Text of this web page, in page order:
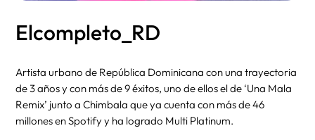
Elcompleto_RD
Artista urbano de República Dominicana con una trayectoria
de 3 años y con más de 9 éxitos, uno de ellos el de ‘Una Mala
Remix’ junto a Chimbala que ya cuenta con más de 46
millones en Spotify y ha logrado Multi Platinum.